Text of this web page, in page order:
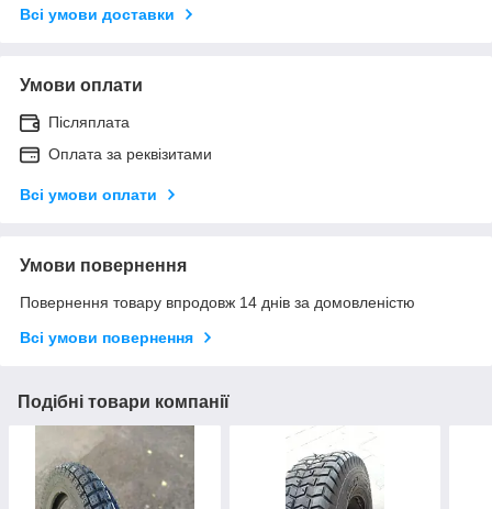
Всі умови доставки
Умови оплати
Післяплата
Оплата за реквізитами
Всі умови оплати
Умови повернення
Повернення товару впродовж 14 днів за домовленістю
Всі умови повернення
Подібні товари компанії